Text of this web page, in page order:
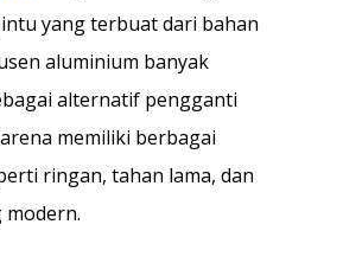
yang terbuat dari bahan
aluminium banyak
alternatif pengganti
memiliki berbagai
ringan, tahan lama, dan
modern.